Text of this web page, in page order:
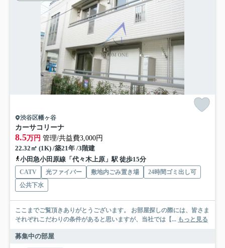
渋谷区幡ヶ谷
カーサコリーナ
8.5万円 管理/共益費3,000円
22.32㎡ (1K) /築21年 /3階建
小田急小田原線「代々木上原」駅 徒歩15分
CATV 光ファイバー 敷地内ごみ置き場
24時間ゴミ出し可
公共下水
ここまでご覧頂きありがとうございます。 お部屋探しの際には、皆さま
それぞれこだわりの条件があると思いますが、当社では【... もっと見る
募集中の部屋